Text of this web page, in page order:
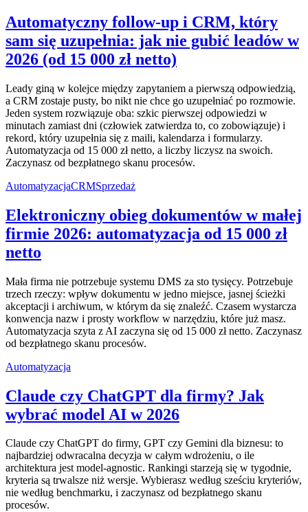
Automatyczny follow-up i CRM, który
sam się uzupełnia: jak nie gubić leadów w
2026 (od 15 000 zł netto)
Leady giną w kolejce między zapytaniem a pierwszą odpowiedzią,
a CRM zostaje pusty, bo nikt nie chce go uzupełniać po rozmowie.
Jeden system rozwiązuje oba: szkic pierwszej odpowiedzi w
minutach zamiast dni (człowiek zatwierdza to, co zobowiązuje) i
rekord, który uzupełnia się z maili, kalendarza i formularzy.
Automatyzacja od 15 000 zł netto, a liczby liczysz na swoich.
Zaczynasz od bezpłatnego skanu procesów.
AutomatyzacjaCRMSprzedaż
Elektroniczny obieg dokumentów w małej
firmie 2026: automatyzacja od 15 000 zł
netto
Mała firma nie potrzebuje systemu DMS za sto tysięcy. Potrzebuje
trzech rzeczy: wpływ dokumentu w jedno miejsce, jasnej ścieżki
akceptacji i archiwum, w którym da się znaleźć. Czasem wystarcza
konwencja nazw i prosty workflow w narzędziu, które już masz.
Automatyzacja szyta z AI zaczyna się od 15 000 zł netto. Zaczynasz
od bezpłatnego skanu procesów.
Automatyzacja
Claude czy ChatGPT dla firmy? Jak
wybrać model AI w 2026
Claude czy ChatGPT do firmy, GPT czy Gemini dla biznesu: to
najbardziej odwracalna decyzja w całym wdrożeniu, o ile
architektura jest model-agnostic. Rankingi starzeją się w tygodnie,
kryteria są trwalsze niż wersje. Wybierasz według sześciu kryteriów,
nie według benchmarku, i zaczynasz od bezpłatnego skanu
procesów.